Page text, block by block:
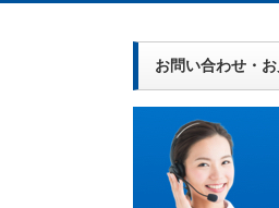
お問い合わせ・